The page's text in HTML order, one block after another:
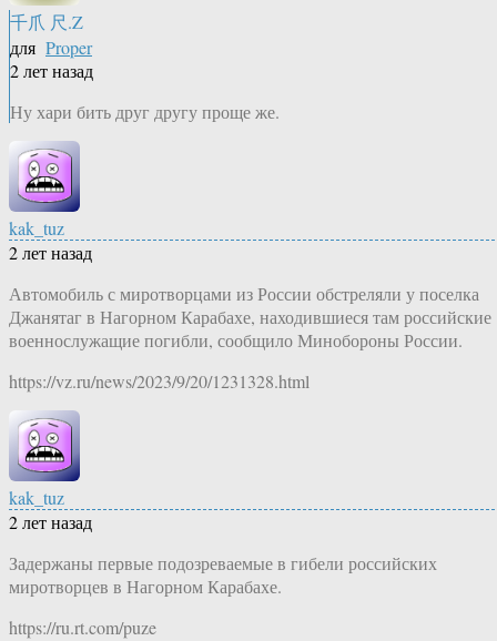
千爪 尺.Z
для Proper
2 лет назад
Ну хари бить друг другу проще же.
kak_tuz
2 лет назад
Автомобиль с миротворцами из России обстреляли у поселка
Джанятаг в Нагорном Карабахе, находившиеся там российские
военнослужащие погибли, сообщило Минобороны России.
https://vz.ru/news/2023/9/20/1231328.html
kak_tuz
2 лет назад
Задержаны первые подозреваемые в гибели российских
миротворцев в Нагорном Карабахе.
https://ru.rt.com/puze